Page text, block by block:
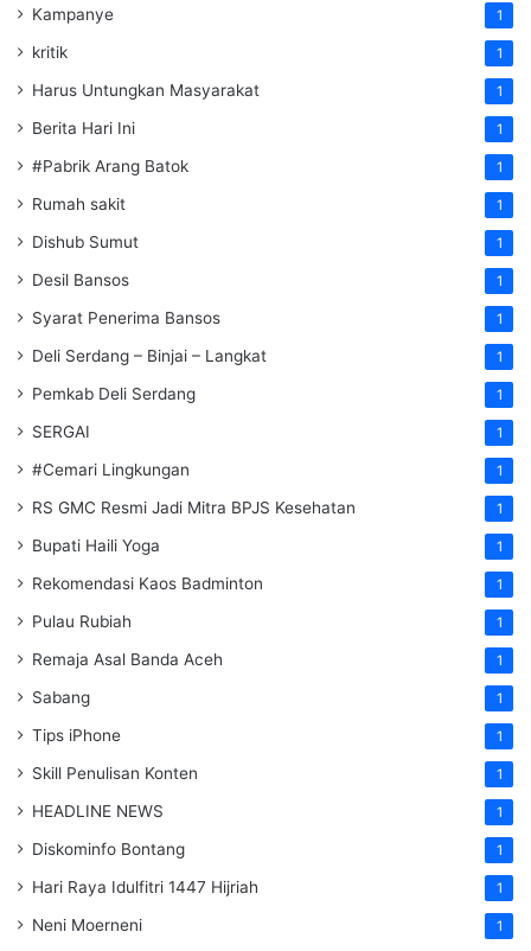
Kampanye 1
kritik 1
Harus Untungkan Masyarakat 1
Berita Hari Ini 1
#Pabrik Arang Batok 1
Rumah sakit 1
Dishub Sumut 1
Desil Bansos 1
Syarat Penerima Bansos 1
Deli Serdang – Binjai – Langkat 1
Pemkab Deli Serdang 1
SERGAI 1
#Cemari Lingkungan 1
RS GMC Resmi Jadi Mitra BPJS Kesehatan 1
Bupati Haili Yoga 1
Rekomendasi Kaos Badminton 1
Pulau Rubiah 1
Remaja Asal Banda Aceh 1
Sabang 1
Tips iPhone 1
Skill Penulisan Konten 1
HEADLINE NEWS 1
Diskominfo Bontang 1
Hari Raya Idulfitri 1447 Hijriah 1
Neni Moerneni 1